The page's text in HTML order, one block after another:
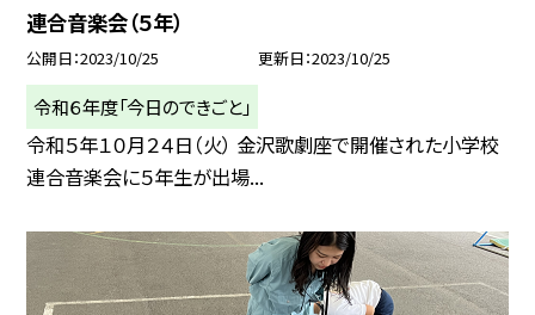
連合音楽会（５年）
公開日 2023/10/25 更新日 2023/10/25
令和６年度「今日のできごと」
令和５年１０月２４日（火） 金沢歌劇座で開催された小学校
連合音楽会に５年生が出場...